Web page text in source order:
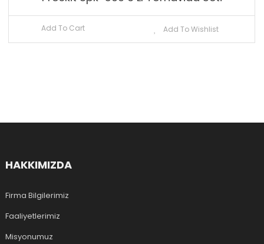
Add To Cart Add To Wishlist
HAKKIMIZDA
Firma Bilgilerimiz
Faaliyetlerimiz
Misyonumuz